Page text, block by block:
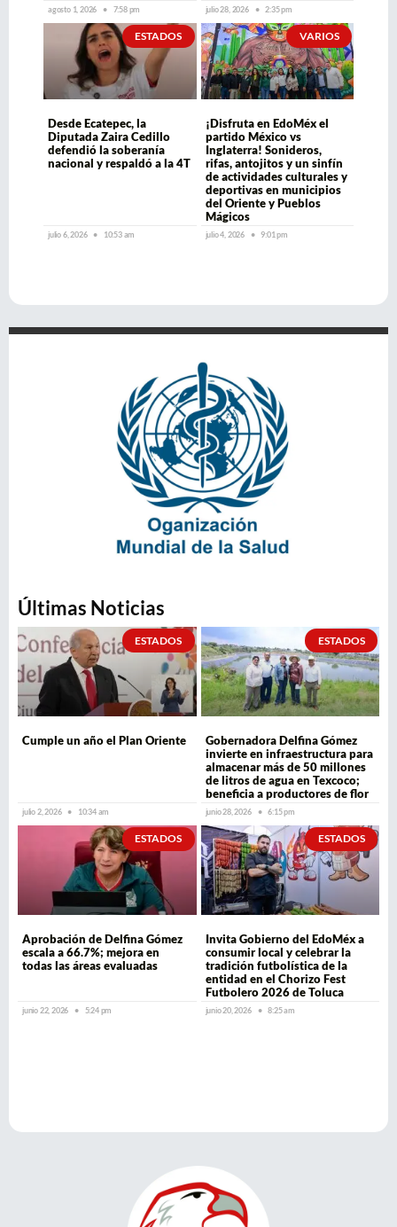
agosto 1, 2026 7:58 pm julio 28, 2026 2:35 pm
ESTADOS
Desde Ecatepec, la
Diputada Zaira Cedillo
defendió la soberanía
nacional y respaldó a la 4T
julio 6, 2026 10:53 am
VARIOS
¡Disfruta en EdoMéx el
partido México vs
Inglaterra! Sonideros,
rifas, antojitos y un sinfín
de actividades culturales y
deportivas en municipios
del Oriente y Pueblos
Mágicos
julio 4, 2026 9:01 pm
Últimas Noticias
ESTADOS
Cumple un año el Plan Oriente
julio 2, 2026 10:34 am
ESTADOS
Gobernadora Delfina Gómez
invierte en infraestructura para
almacenar más de 50 millones
de litros de agua en Texcoco;
beneficia a productores de flor
junio 28, 2026 6:15 pm
ESTADOS
Aprobación de Delfina Gómez
escala a 66.7%; mejora en
todas las áreas evaluadas
junio 22, 2026 5:24 pm
ESTADOS
Invita Gobierno del EdoMéx a
consumir local y celebrar la
tradición futbolística de la
entidad en el Chorizo Fest
Futbolero 2026 de Toluca
junio 20, 2026 8:25 am